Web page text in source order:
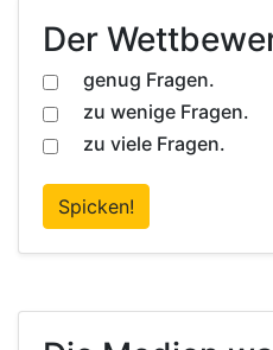
Der
genug Fragen.
zu wenige Fragen.
zu viele Fragen.
Spicken!